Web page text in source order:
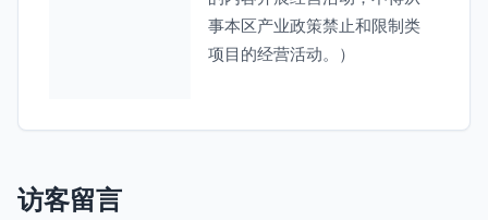
事本区产业政策禁止和限制类
项目的经营活动。）
访客留言